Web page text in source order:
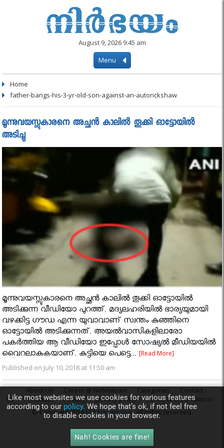
August 9, 2026 9:45 am
Menu
Home
father-bangs-his-3-yr-old-son-against-an-autorickshaw
മൂന്നുവയസ്സുകാരനെ അച്ഛൻ കാലിൽ തൂക്കി ഓട്ടോയിൽ
അടിച്ചു
മൂന്നുവയസ്സുകാരനെ അച്ഛൻ കാലിൽ തൂക്കി ഓട്ടോയിൽ
അടിക്കുന്ന വീഡിയോ പുറത്ത്. മദ്യലഹരിയിൽ ഭാര്യയുമായി
വഴക്കിട്ട ഗൗഡ എന്ന യുവാവാണ് സ്വന്തം കുഞ്ഞിനെ
ഓട്ടോയിൽ അടിക്കുന്നത്. അയൽവാസികളിലാരോ
പകർത്തിയ ആ വീഡിയോ ഇപ്പോൾ സോഷ്യൽ മീഡിയയിൽ
വൈറലാകുകയാണ്. കുട്ടിയെ പെട്ടെ...[Read More]
Published on July 10, 2018 at 11:50 am
About Us Career @ Nirbhayam Categories
Contact
Us
Feedback Privacy privacy policy
Terms and Conditions
© Copyright 2018Nirbhayam.com. All rights reserved.
Like most websites we use cookies for various features
according to our policy. We hope that’s ok, if not feel free
to disable cookies in your browser.
Nah! Cookies are fine!